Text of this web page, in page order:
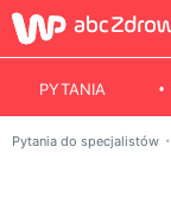
PYTANIA
Pytania do specjalistów